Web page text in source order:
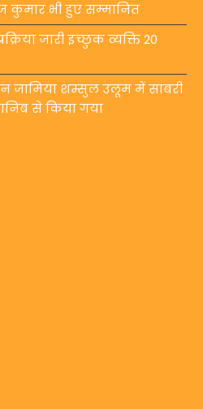
कुमार भी हुए सम्मानित
जारी इच्छुक व्यक्ति 20
जामिया शम्सुल उलूम में साबरी
से किया गया